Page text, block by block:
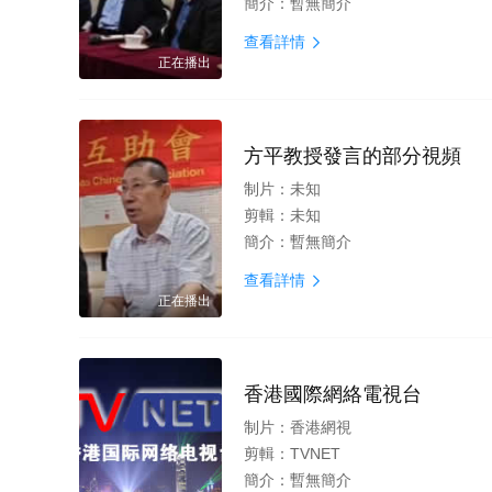
正在播出
查看詳情 
正在播出
方平教授發言的部分視頻
制片： 未知
剪輯： 未知
簡介： 暫無簡介
查看詳情 
香港國際網絡電視台
制片： 香港網視
剪輯： TVNET
簡介： 暫無簡介